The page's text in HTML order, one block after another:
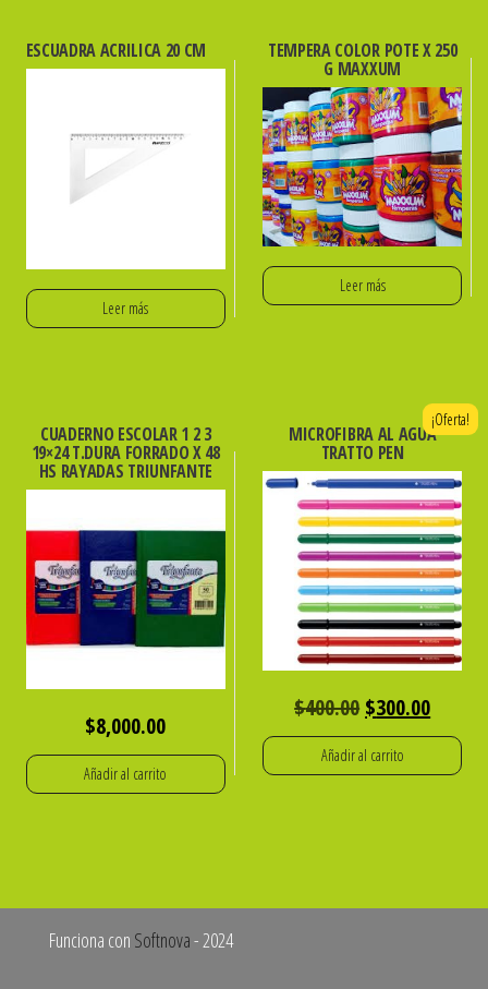
ESCUADRA ACRILICA 20 CM
Leer más
TEMPERA COLOR POTE X 250
G MAXXUM
Leer más
CUADERNO ESCOLAR 1 2 3
19×24 T.DURA FORRADO X 48
HS RAYADAS TRIUNFANTE
$8,000.00
Añadir al carrito
MICROFIBRA AL AGUA
TRATTO PEN
¡Oferta!
$400.00 El
precio
original
$300.00El
precio
actual
Añadir al carrito
Funciona con Softnova- 2024